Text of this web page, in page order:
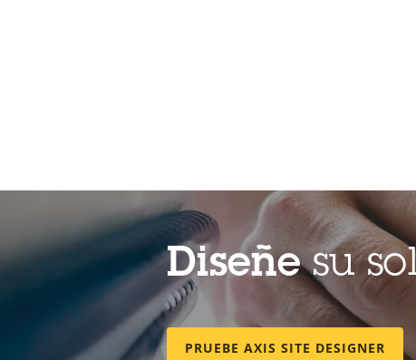
Diseñesu
PRUEBE AXIS SITE DESIGNER